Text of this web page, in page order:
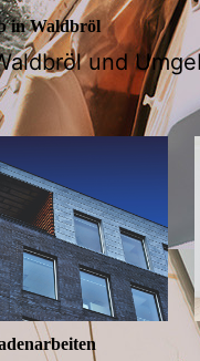
in Waldbröl
und